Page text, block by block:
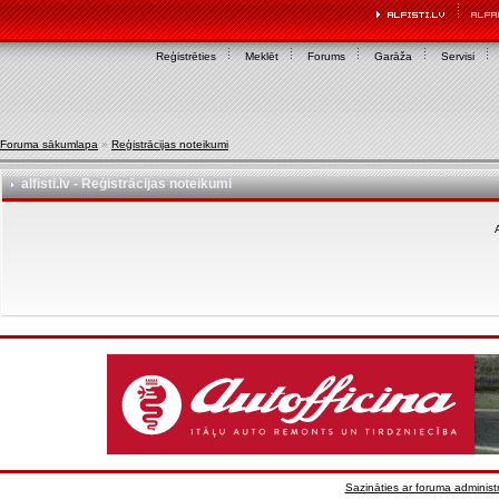
Reģistrēties Meklēt Forums Garāža Servisi
Foruma sākumlapa » Reģistrācijas noteikumi
alfisti.lv - Reģistrācijas noteikumi
Sazināties ar foruma